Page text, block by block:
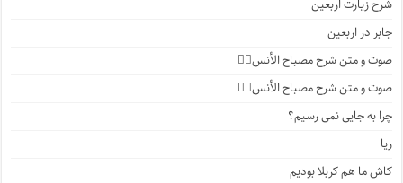
شرح زیارت اربعین
جابر در اربعین
صوت و متن شرح مصباح الأنس۴️⃣
صوت و متن شرح مصباح الأنس۳️⃣
چرا به جایی نمی رسیم؟
ریا
کاش ما هم کربلا بودیم